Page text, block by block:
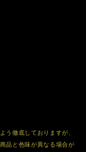
う徹底しておりますが、
品と色味が異なる場合が